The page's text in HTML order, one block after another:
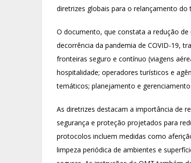
diretrizes globais para o relançamento do
O documento, que constata a redução
decorrência da pandemia de COVID-19,
fronteiras seguro e contínuo (viagens
hospitalidade; operadores turísticos e
temáticos; planejamento e
As diretrizes destacam a importância de
segurança e proteção projetados para
protocolos incluem medidas como
limpeza periódica de ambientes e